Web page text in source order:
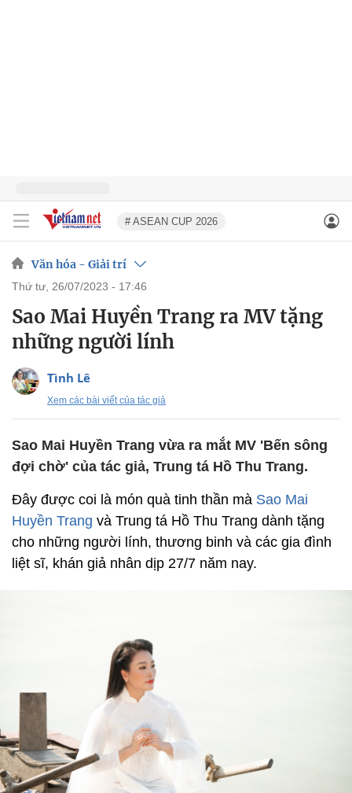
# ASEAN CUP 2026
Văn hóa - Giải trí
thứ tư, 26/07/2023 - 17:46
Sao Mai Huyền Trang ra MV tặng
những người lính
Tình Lê
Xem các bài viết của tác giả
Sao Mai Huyền Trang vừa ra mắt MV 'Bến sông
đợi chờ' của tác giả, Trung tá Hồ Thu Trang.
Đây được coi là món quà tinh thần mà Sao Mai
Huyền Trang và Trung tá Hồ Thu Trang dành tặng
cho những người lính, thương binh và các gia đình
liệt sĩ, khán giả nhân dịp 27/7 năm nay.